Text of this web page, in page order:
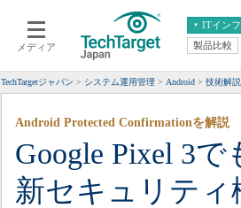
メディア
ITイン
クラウド
スマートモバイル
ネットワーク
システム運用管理
エンタープライ
ERP
CX
情報系システム
製品比較
TechTargetジャパン システム運用管理 Android 技術解説
Google Pixel 3
新セキュリテ
Android Protected Confirmationを解説